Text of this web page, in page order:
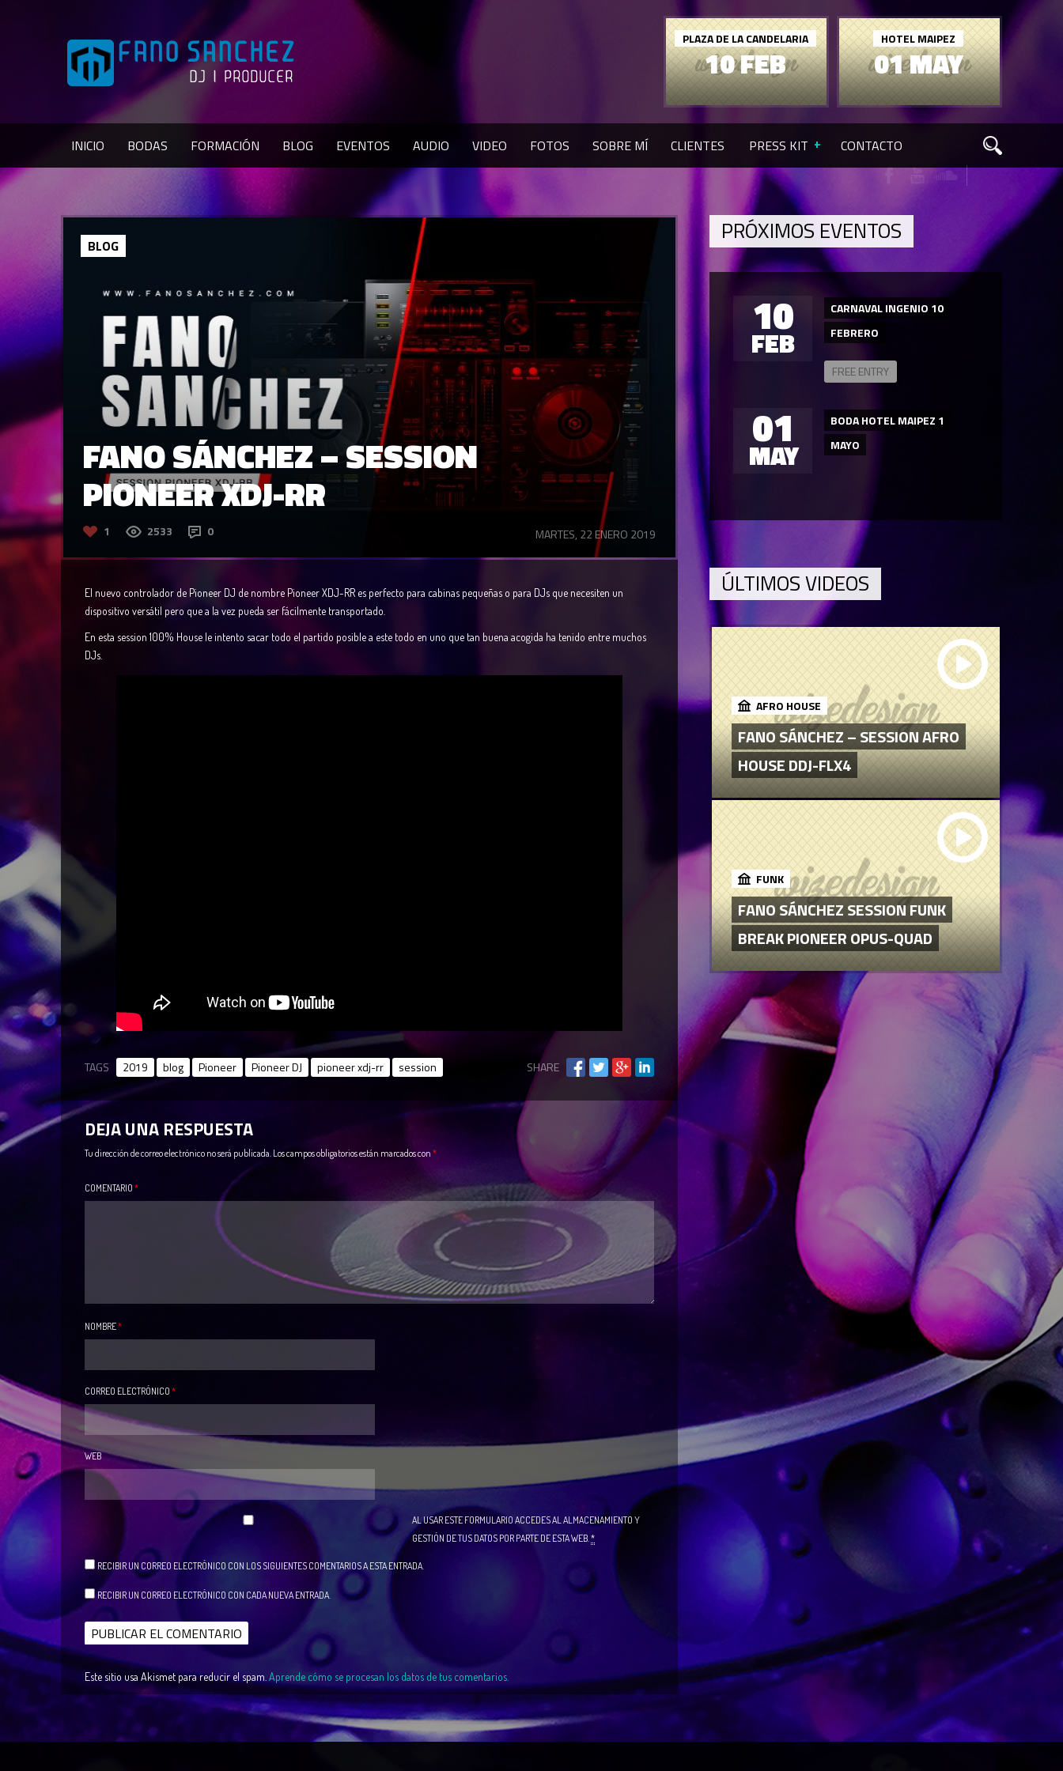
01 MAY
HOTEL MAIPEZ
10 FEB
PLAZA DE LA CANDELARIA
INICIO BODAS FORMACIÓN BLOG EVENTOS AUDIO VIDEO FOTOS SOBRE MÍ CLIENTES PRESS KIT CONTACTO
FANO SÁNCHEZ – SESSION
PIONEER XDJ-RR
1 2533 0 MARTES, 22 ENERO 2019
BLOG
El nuevo controlador de Pioneer DJ de nombre Pioneer XDJ-RR es perfecto para cabinas pequeñas o para DJs que necesiten un
dispositivo versátil pero que a la vez pueda ser fácilmente transportado.
En esta session 100% House le intento sacar todo el partido posible a este todo en uno que tan buena acogida ha tenido entre muchos
DJs.
TAGS 2019 blog Pioneer Pioneer DJ pioneer xdj-rr session SHARE
DEJA UNA RESPUESTA
Tu dirección de correo electrónico no será publicada. Los campos obligatorios están marcados con *
COMENTARIO *
NOMBRE*
CORREO ELECTRÓNICO *
WEB
AL USAR ESTE FORMULARIO ACCEDES AL ALMACENAMIENTO Y
GESTIÓN DE TUS DATOS POR PARTE DE ESTA WEB.*
RECIBIR UN CORREO ELECTRÓNICO CON LOS SIGUIENTES COMENTARIOS A ESTA ENTRADA.
RECIBIR UN CORREO ELECTRÓNICO CON CADA NUEVA ENTRADA.
Este sitio usa Akismet para reducir el spam. Aprende cómo se procesan los datos de tus comentarios.
PRÓXIMOS EVENTOS
10
FEB
CARNAVAL INGENIO 10
FEBRERO
FREE ENTRY
01
MAY
BODA HOTEL MAIPEZ 1
MAYO
ÚLTIMOS VIDEOS
AFRO HOUSE
FANO SÁNCHEZ – SESSION AFRO
HOUSE DDJ-FLX4
FUNK
FANO SÁNCHEZ SESSION FUNK
BREAK PIONEER OPUS-QUAD